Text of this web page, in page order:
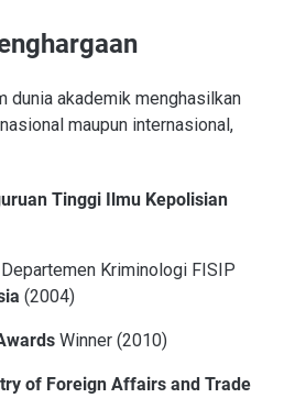
dunia akademik menghasilkan
maupun internasional,
Tinggi Ilmu Kepolisian
Kriminologi FISIP
(2004)
Winner (2010)
of Foreign Affairs and Trade